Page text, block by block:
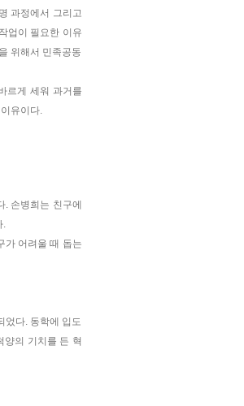
과정에서 그리고
업이 필요한 이유
위해서 민족공동
르게 세워 과거를
유이다.
. 손병희는 친구에
.
가 어려울 때 돕는
었다. 동학에 입도
양의 기치를 든 혁